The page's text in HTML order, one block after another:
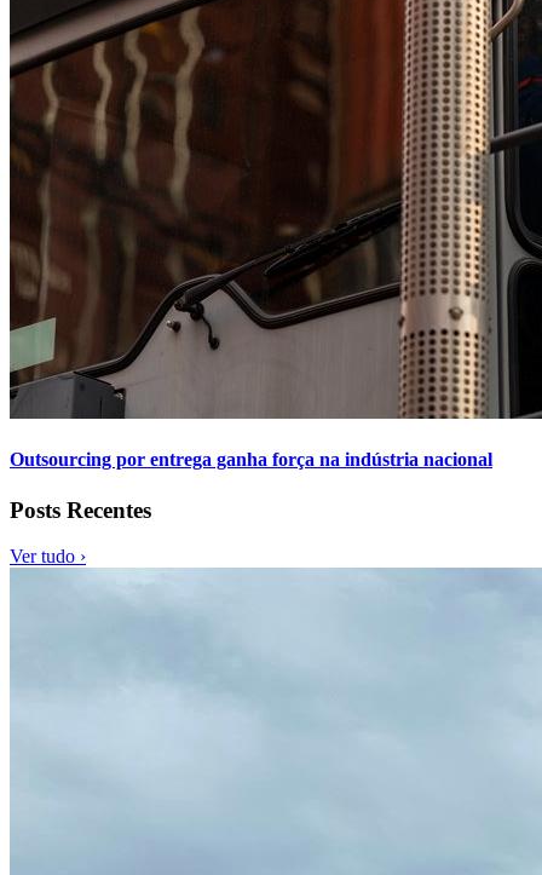
Outsourcing por entrega ganha força na indústria nacional
Posts Recentes
Ver tudo ›